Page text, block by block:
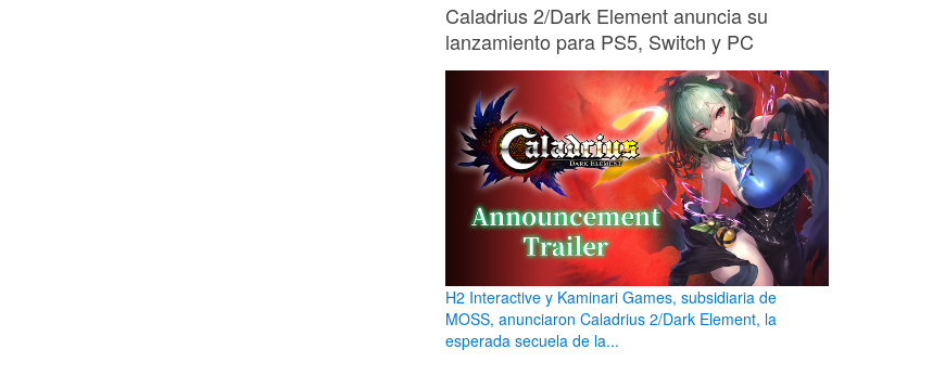
Caladrius 2/Dark Element anuncia su
lanzamiento para PS5, Switch y PC
H2 Interactive y Kaminari Games, subsidiaria de
MOSS, anunciaron Caladrius 2/Dark Element, la
esperada secuela de la...